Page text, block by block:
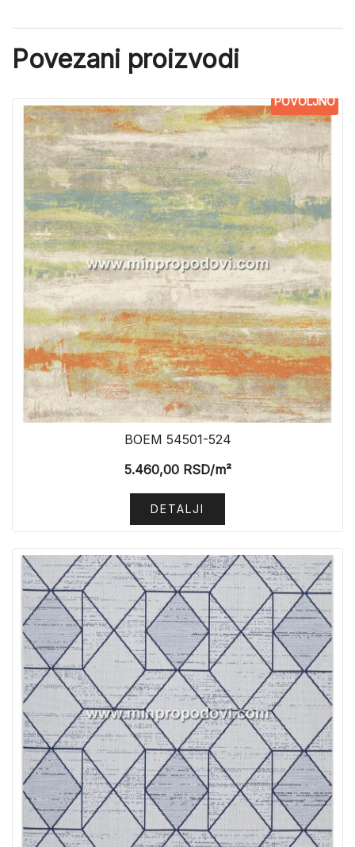
Povezani proizvodi
POVOLJNO
BOEM 54501-524
5.460,00RSD/m²
DETALJI